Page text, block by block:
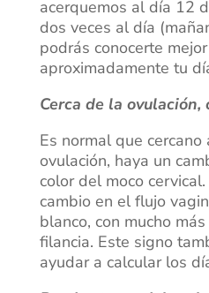
acerquemos al día 12
dos veces al día
podrás conocerte
aproximadamente tu
Cerca de la
Es normal que
ovulación, haya un
color del moco
cambio en el flujo
blanco, con mucho
filancia. Este signo
ayudar a calcular los